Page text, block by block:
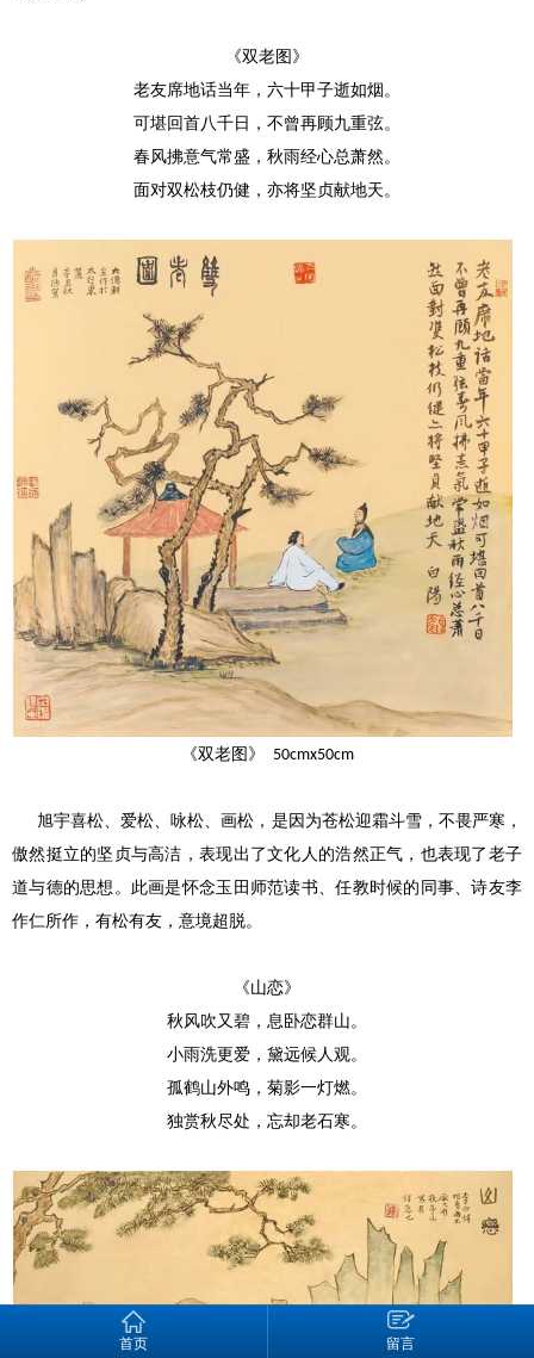
《双老图》
老友席地话当年，六十甲子逝如烟。
可堪回首八千日，不曾再顾九重弦。
春风拂意气常盛，秋雨经心总萧然。
面对双松枝仍健，亦将坚贞献地天。
《双老图》 50cmx50cm
旭宇喜松、爱松、咏松、画松，是因为苍松迎霜斗雪，不畏严寒，
傲然挺立的坚贞与高洁，表现出了文化人的浩然正气，也表现了老子
道与德的思想。此画是怀念玉田师范读书、任教时候的同事、诗友李
作仁所作，有松有友，意境超脱。
《山恋》
秋风吹又碧，息卧恋群山。
小雨洗更爱，黛远候人观。
孤鹤山外鸣，菊影一灯燃。
独赏秋尽处，忘却老石寒。
首页 留言